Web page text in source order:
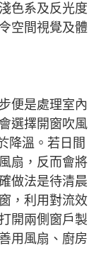
色系及反光度
空間視覺及體
便是處理室內
選擇開窗吹風
降溫。若日間
扇，反而會將
做法是待清晨
，利用對流效
開兩側窗戶製
用風扇、廚房